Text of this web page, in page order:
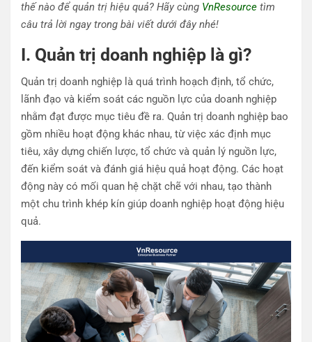
thế nào để quản trị hiệu quả? Hãy cùng VnResource tìm
câu trả lời ngay trong bài viết dưới đây nhé!
I. Quản trị doanh nghiệp là gì?
Quản trị doanh nghiệp là quá trình hoạch định, tổ chức,
lãnh đạo và kiểm soát các nguồn lực của doanh nghiệp
nhằm đạt được mục tiêu đề ra. Quản trị doanh nghiệp bao
gồm nhiều hoạt động khác nhau, từ việc xác định mục
tiêu, xây dựng chiến lược, tổ chức và quản lý nguồn lực,
đến kiểm soát và đánh giá hiệu quả hoạt động. Các hoạt
động này có mối quan hệ chặt chẽ với nhau, tạo thành
một chu trình khép kín giúp doanh nghiệp hoạt động hiệu
quả.